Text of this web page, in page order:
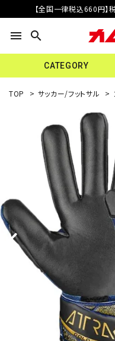
【全国一律税込660円
menu search
CATEGORY
TOP > サッカー/フットサル >